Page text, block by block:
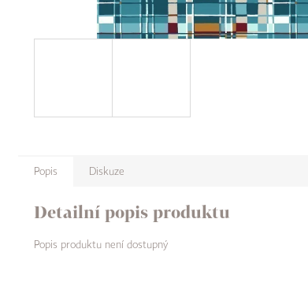
Popis Diskuze
Detailní popis produktu
Popis produktu není dostupný